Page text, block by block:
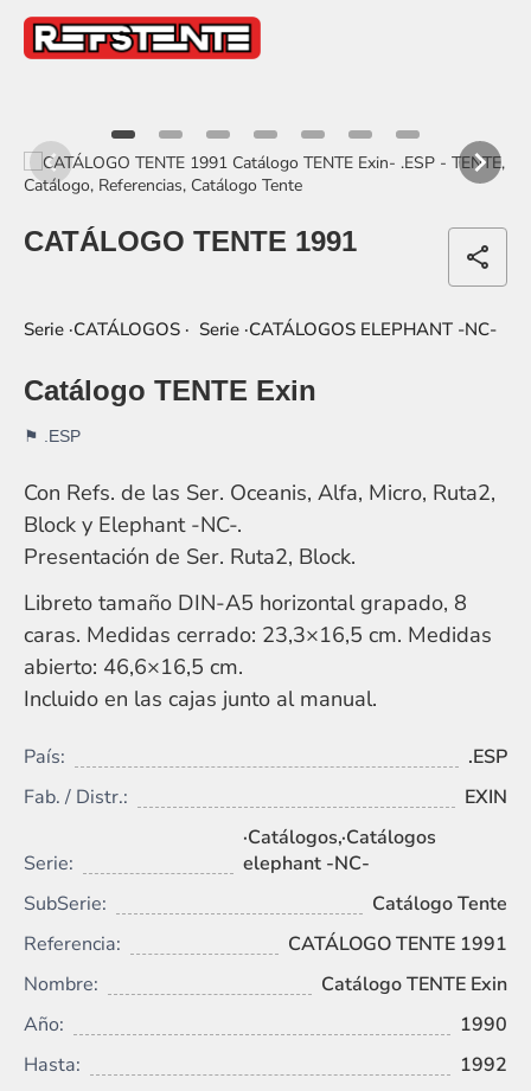
item
0
item
1
item
2
item
3
item
4
item
5
item
6
1
of
CATÁLOGO TENTE 1991 share
·CATÁLOGOS ·CATÁLOGOS ELEPHANT -NC-
Catálogo TENTE Exin
.ESP
Con Refs. de las Ser. Oceanis, Alfa, Micro, Ruta2,
Block y Elephant -NC-.
Presentación de Ser. Ruta2, Block.
Libreto tamaño DIN-A5 horizontal grapado, 8
caras. Medidas cerrado: 23,3×16,5 cm. Medidas
abierto: 46,6×16,5 cm.
Incluido en las cajas junto al manual.
País:
.ESP
Fab. / Distr.:
EXIN
Serie:
·Catálogos,·Catálogos
elephant -NC-
SubSerie:
Catálogo Tente
Referencia:
CATÁLOGO TENTE 1991
Nombre:
Catálogo TENTE Exin
Año:
1990
Hasta:
1992